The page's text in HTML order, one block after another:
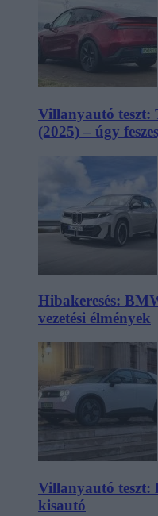
Villanyautó teszt:
(2025) – úgy
Hibakeresés:
vezetési élmények
Villanyautó teszt:
kisautó